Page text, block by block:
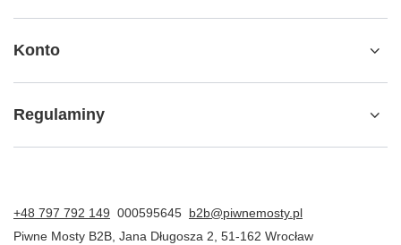
Konto
Regulaminy
+48 797 792 149 000595645 b2b@piwnemosty.pl
Piwne Mosty B2B Jana Długosza 2 51-162 Wrocław